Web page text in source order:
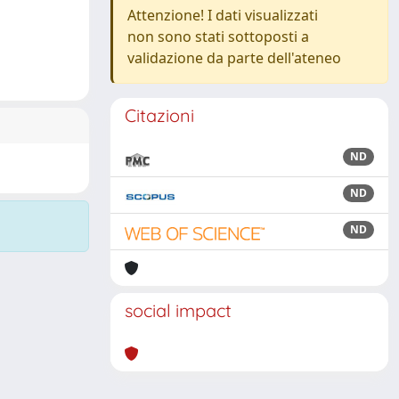
Attenzione! I dati visualizzati
non sono stati sottoposti a
validazione da parte dell'ateneo
Citazioni
ND
ND
ND
social impact